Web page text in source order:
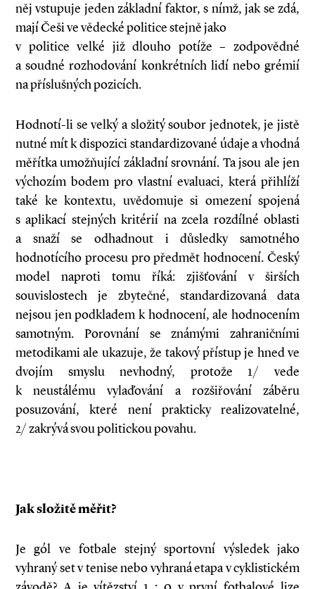
něj vstupuje jeden základní faktor, s nímž, jak se zdá,
mají Češi ve vědecké politice stejně jako
v politice velké již dlouho potíže – zodpovědné
a soudné rozhodování konkrétních lidí nebo grémií
na příslušných pozicích.
Hodnotí­-li se velký a složitý soubor jednotek, je jistě
nutné mít k dispozici standardizované údaje a vhodná
měřítka umožňující základní srovnání. Ta jsou ale jen
výchozím bodem pro vlastní evaluaci, která přihlíží
také ke kontextu, uvědomuje si omezení spojená
s aplikací stejných kritérií na zcela rozdílné oblasti
a snaží se odhadnout i důsledky samotného
hodnotícího procesu pro předmět hodnocení. Český
model naproti tomu říká: zjišťování v širších
souvislostech je zbytečné, standardizovaná data
nejsou jen podkladem k hodnocení, ale hodnocením
samotným. Porovnání se známými zahraničními
metodikami ale ukazuje, že takový přístup je hned ve
dvojím smyslu nevhodný, protože 1/ vede
k neustálému vylaďování a rozšiřování záběru
posuzování, které není prakticky realizovatelné,
2/ zakrývá svou politickou povahu.
Jak složitě měřit?
Je gól ve fotbale stejný sportovní výsledek jako
vyhraný set v tenise nebo vyhraná etapa v cyklistickém